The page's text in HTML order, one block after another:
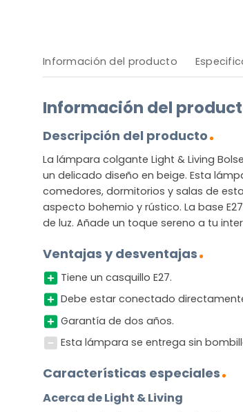
Información del producto
Información del
Descripción del producto
La lámpara colgante Light & Living
un delicado diseño en beige. Esta
comedores, dormitorios y salas de
aspecto bohemio y rústico. La base
de luz. Añade un toque sereno a tu
Ventajas y desventajas
Tiene un casquillo E27.
Debe estar conectado
Garantía de dos años.
Esta lámpara se entrega sin
Características especiales
Acerca de Light & Living